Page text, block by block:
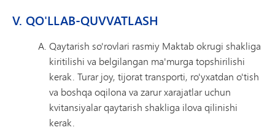
V. QO'LLAB-QUVVATLASH
Qaytarish so'rovlari rasmiy Maktab okrugi shakliga
kiritilishi va belgilangan ma'murga topshirilishi
kerak. Turar joy, tijorat transporti, ro'yxatdan o'tish
va boshqa oqilona va zarur xarajatlar uchun
kvitansiyalar qaytarish shakliga ilova qilinishi
kerak.